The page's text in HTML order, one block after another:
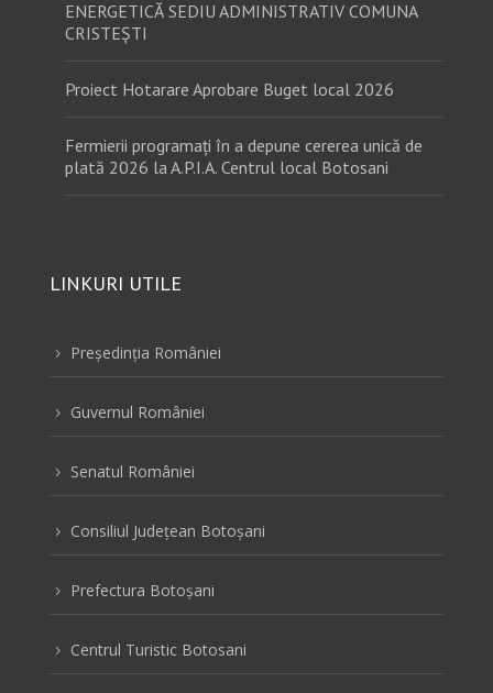
ENERGETICĂ SEDIU ADMINISTRATIV COMUNA
CRISTEȘTI
Proiect Hotarare Aprobare Buget local 2026
Fermierii programați în a depune cererea unică de
plată 2026 la A.P.I.A. Centrul local Botosani
LINKURI UTILE
5 Preşedinţia României
5 Guvernul României
5 Senatul României
5 Consiliul Judeţean Botoşani
5 Prefectura Botoşani
5 Centrul Turistic Botosani